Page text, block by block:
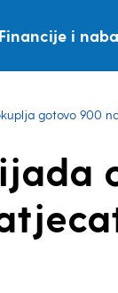
Financije i
gotovo 900